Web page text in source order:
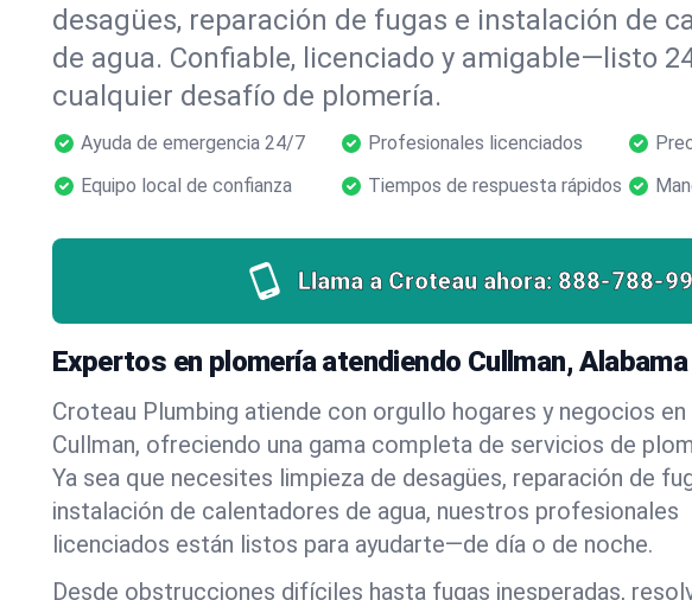
desagües, reparación de fugas e instalación de
de agua. Confiable, licenciado y amigable—listo
cualquier desafío de plomería.
Ayuda de emergencia 24/7 Profesionales licenciados
Equipo local de confianza
Tiempos de respuesta rápidos
Llama a Croteau ahora: 888-788-
Expertos en plomería atendiendo Cullman, Alabama
Croteau Plumbing atiende con orgullo hogares y negocios
Cullman, ofreciendo una gama completa de servicios de
Ya sea que necesites limpieza de desagües, reparación de
instalación de calentadores de agua, nuestros profesionales
licenciados están listos para ayudarte—de día o de noche.
Desde obstrucciones difíciles hasta fugas inesperadas,